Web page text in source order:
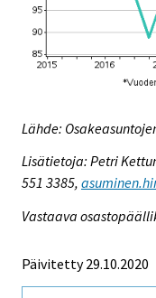
Lähde:
Lisätietoja: Petri
551 3385,
Vastaava
Päivitetty 29.10.2020